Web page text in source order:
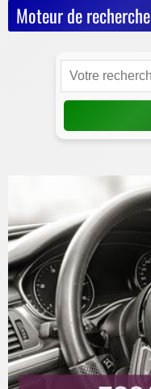
Moteur de recherche